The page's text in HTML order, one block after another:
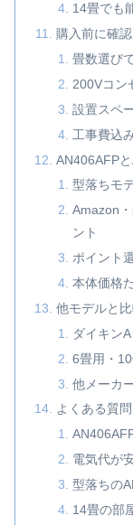
14畳でも
購入前に確
畳数選び
200Vコン
設置スペ
工事費込
AN406AFP
型落ちモ
Amazon
ント
ポイント
本体価格
他モデルと
ダイキン
6畳用・
他メーカ
よくある質問
電気代が
型落ちの
14畳の部